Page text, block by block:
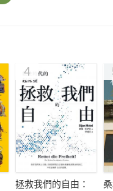
4
拯救我們的自由：